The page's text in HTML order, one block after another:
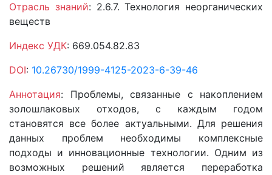
Отрасль знаний: 2.6.7. Технология неорганических
веществ
Индекс УДК: 669.054.82.83
DOI: 10.26730/1999-4125-2023-6-39-46
Аннотация: Проблемы, связанные с накоплением
золошлаковых отходов, с каждым годом
становятся все более актуальными. Для решения
данных проблем необходимы комплексные
подходы и инновационные технологии. Одним из
возможных решений является переработка